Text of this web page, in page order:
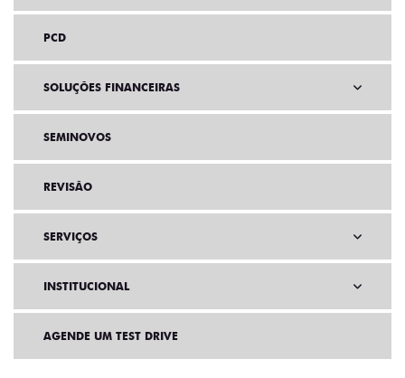
PCD
SOLUÇÕES FINANCEIRAS
SEMINOVOS
REVISÃO
SERVIÇOS
INSTITUCIONAL
AGENDE UM TEST DRIVE